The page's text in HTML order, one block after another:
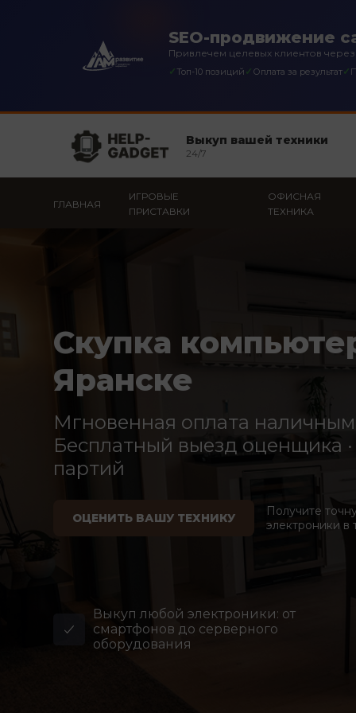
SEO-продвижение
Привлечем целевых клиентов
✓Топ-10 позиций ✓ Оплата за результат✓
Выкуп вашей техники
24/7
ГЛАВНАЯ
ИГРОВЫЕ
ПРИСТАВКИ
ОФИСНАЯ
ТЕХНИКА
Скупка
Яранске
Мгновенная оплата
Бесплатный выезд оценщика
партий
ОЦЕНИТЬ ВАШУ ТЕХНИКУ
Получите
электроники в
Выкуп любой электроники: от
смартфонов до серверного
оборудования